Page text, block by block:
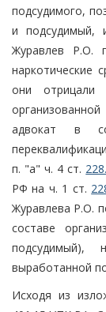
подсудимого,
и подсудимый,
Журавлев Р.О.
наркотические
они отрицали
адвокат в
п. "а" ч. 4 ст.
РФ на ч. 1 ст.
Журавлева Р.О.
составе
подсудимый),
выработанной
Исходя из